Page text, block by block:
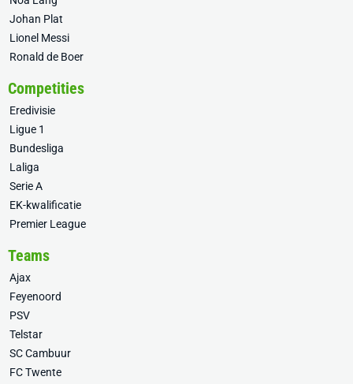
Johan Plat
Lionel Messi
Ronald de Boer
Competities
Eredivisie
Ligue 1
Bundesliga
Laliga
Serie A
EK-kwalificatie
Premier League
Teams
Ajax
Feyenoord
PSV
Telstar
SC Cambuur
FC Twente